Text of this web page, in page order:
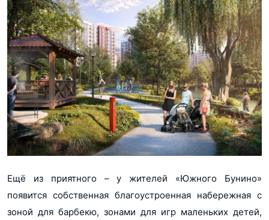
Ещё из приятного – у жителей «Южного Бунино»
появится собственная благоустроенная набережная с
зоной для барбекю, зонами для игр маленьких детей,